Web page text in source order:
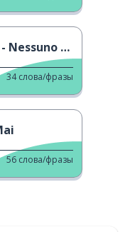
Può Giudicare
34 слова/фразы
56 слова/фразы